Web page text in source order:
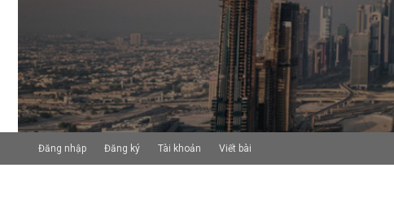
Đăng nhập Đăng ký Tài khoản Viết bài